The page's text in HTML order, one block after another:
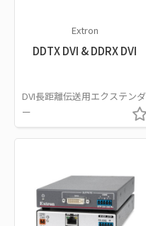
Extron
DDTX DVI & DDRX DVI
DVI長距離伝送用エクステンダ
ー